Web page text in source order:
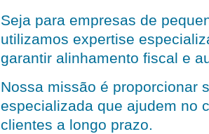
Seja para empresas de
utilizamos expertise
garantir alinhamento fiscal e
Nossa missão é proporcionar
especializada que ajudem no
clientes a longo prazo.